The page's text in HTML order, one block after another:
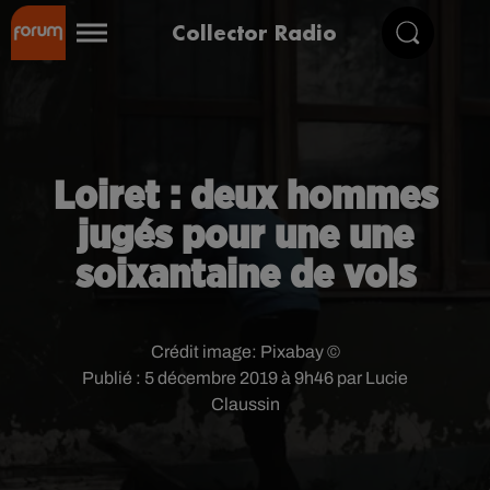
Collector Radio
Loiret : deux hommes
jugés pour une une
soixantaine de vols
Publié : 5 décembre 2019 à 9h46 par Lucie
Claussin
Crédit image: Pixabay ©